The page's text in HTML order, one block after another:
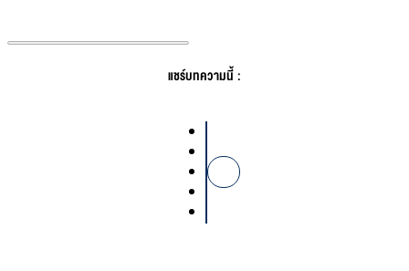
แชร์บทความนี้ :